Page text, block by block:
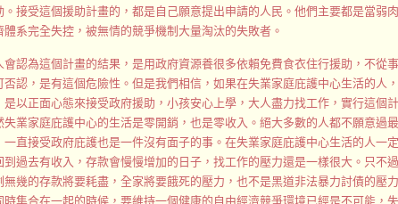
。接受這個援助計畫的，都是自己願意提出申請的人民。他們主要都是當弱
體系完全失控，被無情的競爭機制大量淘汰的失敗者。
會認為這個計畫的結果，是用政府資源養很多依賴免費食衣住行援助，不從
否認，是有這個危險性。但是我們相信，如果在失業家庭庇護中心生活的人
是以正面心態來接受政府援助，小孩安心上學，大人盡力找工作，實行這個
失業家庭庇護中心的生活是零開銷，也是零收入。絕大多數的人都不願意過
一直接受政府庇護也是一件沒有面子的事。在失業家庭庇護中心生活的人一
到過去有收入，存款會慢慢增加的日子，找工作的壓力還是一樣很大。只不
無幾的存款將要耗盡，全家將要餓死的壓力，也不是黑道非法暴力討債的壓
時集合在一起的時候，要維持一個健康的自由經濟競爭環境已經是不可能，